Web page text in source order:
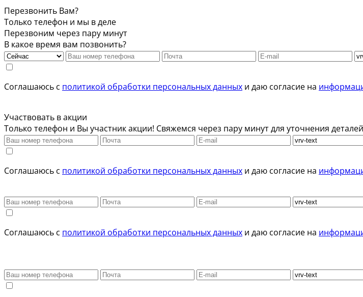
Перезвонить Вам?
Только телефон и мы в деле
Перезвоним через пару минут
В какое время вам позвонить?
Соглашаюсь с политикой обработки персональных данных и даю согласие на
Участвовать в акции
Только телефон и Вы участник акции! Свяжемся через пару минут для уточнения
Соглашаюсь с политикой обработки персональных данных и даю согласие на
Соглашаюсь с политикой обработки персональных данных и даю согласие на